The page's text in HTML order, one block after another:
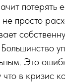
потерять
просто
Это
в кризис